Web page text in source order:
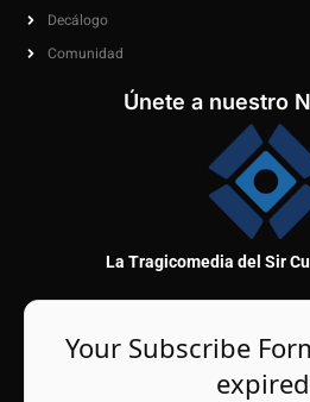
Decálogo
Comunidad
Únete a nuestro
La Tragicomedia del Sir
Your Subscribe